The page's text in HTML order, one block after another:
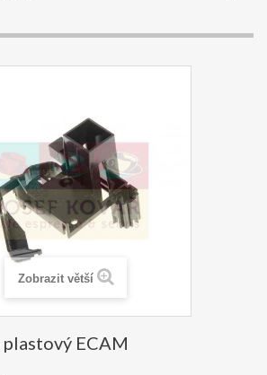
Zobrazit větší
ECAM